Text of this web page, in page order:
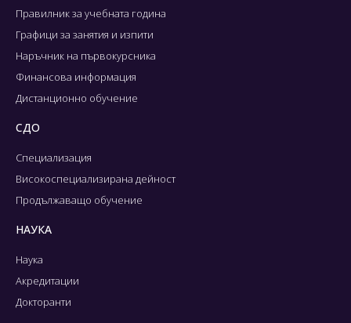
Правилник за учебната година
Графици за занятия и изпити
Наръчник на първокурсника
Финансова информация
Дистанционно обучение
СДО
Специализация
Високоспециализирана дейност
Продължаващо обучение
НАУКА
Наука
Акредитации
Докторанти